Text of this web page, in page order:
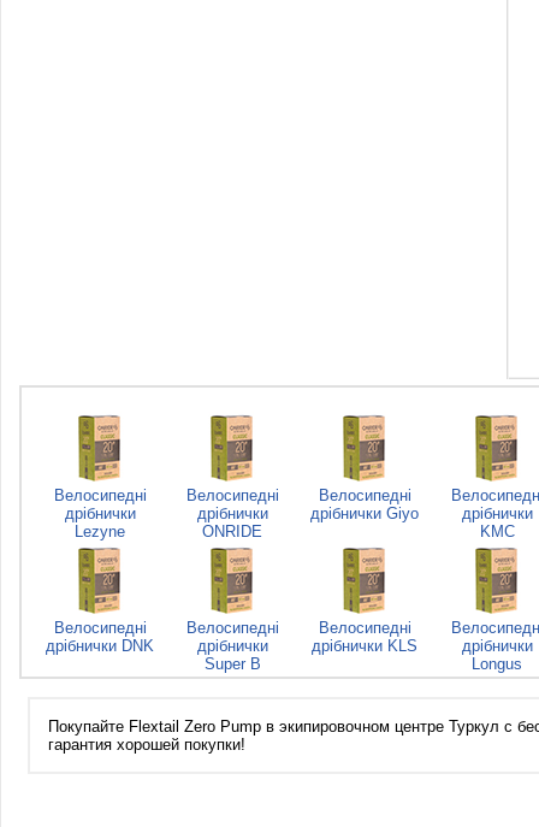
Велосипедні
дрібнички
Lezyne
Велосипедні
дрібнички
ONRIDE
Велосипедні
дрібнички Giyo
дрібнички
KMC
Велосипедні
дрібнички DNK
Велосипедні
дрібнички
Super B
Велосипедні
дрібнички KLS
дрібнички
Longus
Покупайте Flextail Zero Pump в экипировочном центре Туркул с
гарантия хорошей покупки!